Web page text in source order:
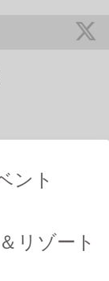
ント
リゾート